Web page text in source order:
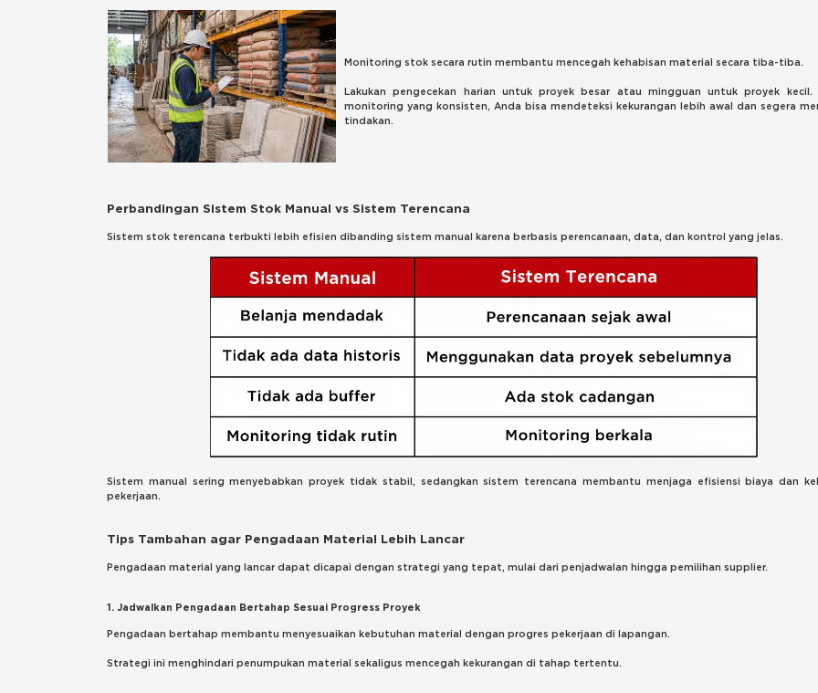
Monitoring stok secara rutin membantu mencegah kehabisan material secara tiba-tiba.
Lakukan pengecekan harian untuk proyek besar atau mingguan untuk proyek kecil.
monitoring yang konsisten, Anda bisa mendeteksi kekurangan lebih awal dan segera
tindakan.
Perbandingan Sistem Stok Manual vs Sistem Terencana
Sistem stok terencana terbukti lebih efisien dibanding sistem manual karena berbasis perencanaan, data, dan kontrol yang jelas.
Sistem manual sering menyebabkan proyek tidak stabil, sedangkan sistem terencana membantu menjaga efisiensi biaya dan
pekerjaan.
Tips Tambahan agar Pengadaan Material Lebih Lancar
Pengadaan material yang lancar dapat dicapai dengan strategi yang tepat, mulai dari penjadwalan hingga pemilihan supplier.
1. Jadwalkan Pengadaan Bertahap Sesuai Progress Proyek
Pengadaan bertahap membantu menyesuaikan kebutuhan material dengan progres pekerjaan di lapangan.
Strategi ini menghindari penumpukan material sekaligus mencegah kekurangan di tahap tertentu.